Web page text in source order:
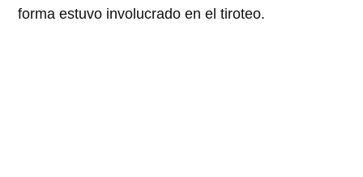
forma estuvo involucrado en el tiroteo.